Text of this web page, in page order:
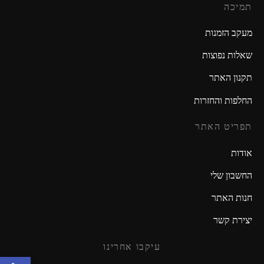
תמיכה
מעקב הזמנות
שאלות נפוצות
תקנון האתר
החלפות והחזרות
תפריט האתר
אודות
החשבון שלי
חנות האתר
יצירת קשר
עיקבו אחרינו